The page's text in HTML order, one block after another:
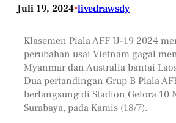
Juli 19, 2024•livedrawsdy
Klasemen Piala AFF U-19 2024
perubahan usai Vietnam gagal
Myanmar dan Australia bantai
Dua pertandingan Grup B Piala
berlangsung di Stadion Gelora 10
Surabaya, pada Kamis (18/7).